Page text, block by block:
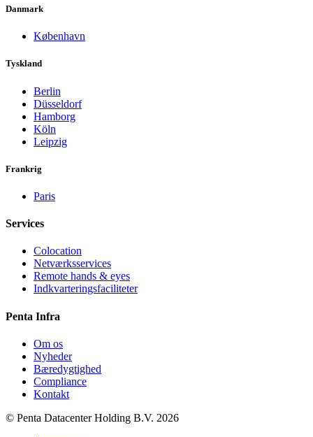
Danmark
København
Tyskland
Berlin
Düsseldorf
Hamborg
Köln
Leipzig
Frankrig
Paris
Services
Colocation
Netværksservices
Remote hands & eyes
Indkvarteringsfaciliteter
Penta Infra
Om os
Nyheder
Bæredygtighed
Compliance
Kontakt
© Penta Datacenter Holding B.V. 2026